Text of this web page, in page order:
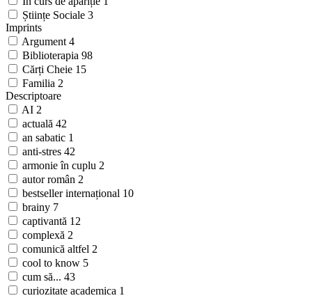
Științe Sociale 3
Imprints
Argument 4
Biblioterapia 98
Cărți Cheie 15
Familia 2
Descriptoare
AI 2
actuală 42
an sabatic 1
anti-stres 42
armonie în cuplu 2
autor român 2
bestseller internațional 10
brainy 7
captivantă 12
complexă 2
comunică altfel 2
cool to know 5
cum să... 43
curiozitate academica 1